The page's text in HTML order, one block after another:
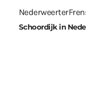
Schoordijk in